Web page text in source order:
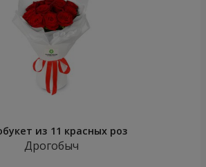
из 11 красных роз
Дрогобыч